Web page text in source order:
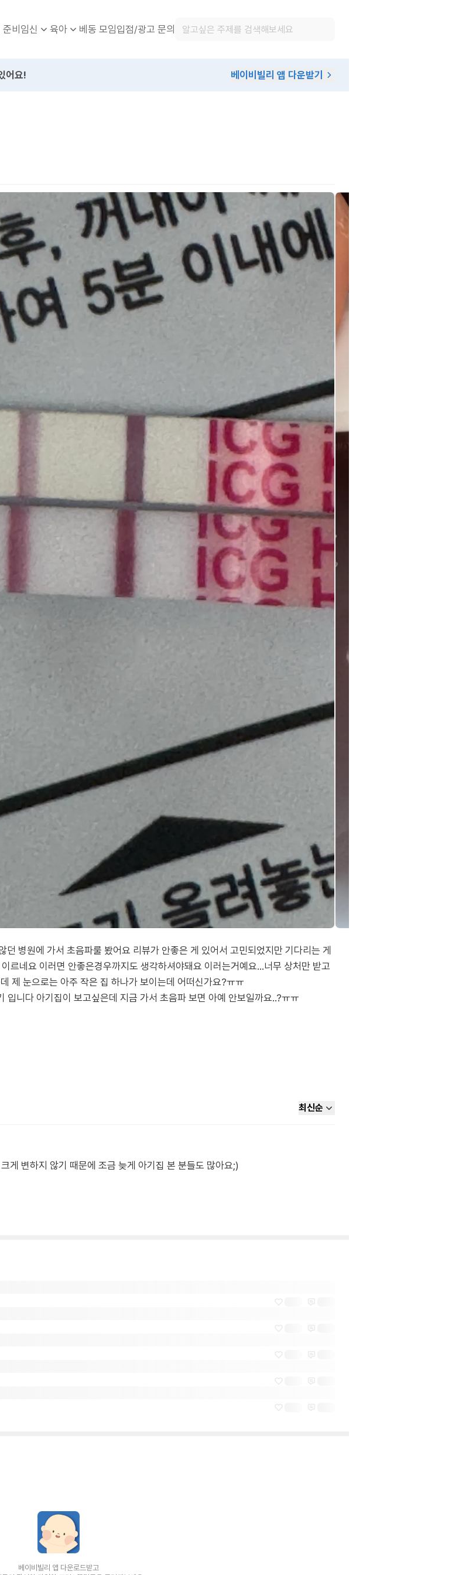
준비임신 육아 베동 모임입점/광고 문의
어요! 베이비빌리 앱 다운받기
병원에 가서 초음파룰 봤어요 리뷰가 안좋은 게 있어서 고민되었지만 기다리는 게
르네요 이러면 안좋은경우까지도 생각하셔야돼요 이러는거예요...너무 상처만 받고
제 눈으로는 아주 작은 집 하나가 보이는데 어떠신가요?ㅠㅠ
최신순
게 변하지 않기 때문에 조금 늦게 아기집 본 분들도 많아요;)
베이비빌리 앱 다운로드받고